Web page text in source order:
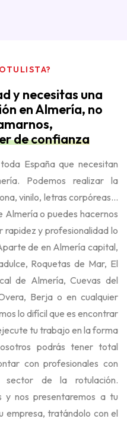
y necesitas una
en Almería, no
de confianza
España que necesitan
Podemos realizar la
vinilo, letras corpóreas...
Almería o puedes hacernos
y profesionalidad lo
de en Almería capital,
Roquetas de Mar, El
de Almería, Cuevas del
Berja o en cualquier
lo difícil que es encontrar
tu trabajo en la forma
podrás tener total
con profesionales con
de la rotulación.
y nos presentaremos a tu
empresa, tratándolo con el